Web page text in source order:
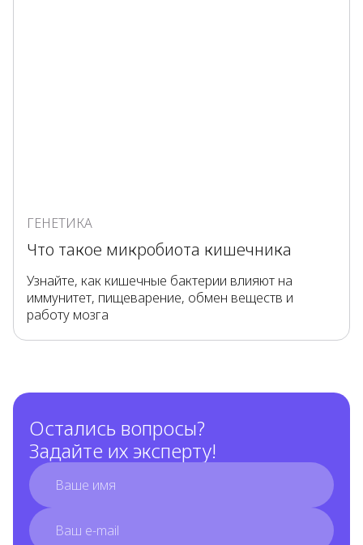
ГЕНЕТИКА
Что такое микробиота кишечника
Узнайте, как кишечные бактерии влияют на
иммунитет, пищеварение, обмен веществ и
работу мозга
Остались вопросы?
Задайте их эксперту!
full_name
email